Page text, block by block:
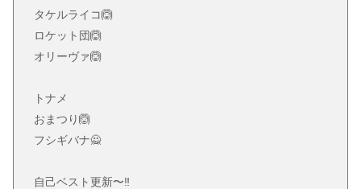
タケルライコ🙆
ロケット団🙆
オリーヴァ🙆
トナメ
おまつり🙆
フシギバナ🙅
自己ベスト更新〜‼️